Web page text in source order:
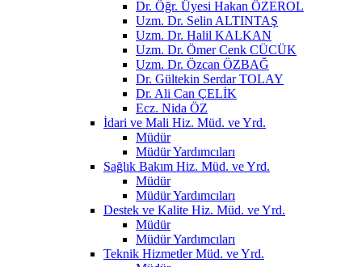
Dr. Öğr. Üyesi Hakan ÖZEROL
Uzm. Dr. Selin ALTINTAŞ
Uzm. Dr. Halil KALKAN
Uzm. Dr. Ömer Cenk CÜCÜK
Uzm. Dr. Özcan ÖZBAĞ
Dr. Gültekin Serdar TOLAY
Dr. Ali Can ÇELİK
Ecz. Nida ÖZ
İdari ve Mali Hiz. Müd. ve Yrd.
Müdür
Müdür Yardımcıları
Sağlık Bakım Hiz. Müd. ve Yrd.
Müdür
Müdür Yardımcıları
Destek ve Kalite Hiz. Müd. ve Yrd.
Müdür
Müdür Yardımcıları
Teknik Hizmetler Müd. ve Yrd.